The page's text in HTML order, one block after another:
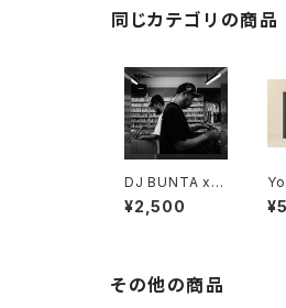
同じカテゴリの商品
DJ BUNTA x D
USTY HUSKY
- 47 CAMPiN
¥2,500
その他の商品